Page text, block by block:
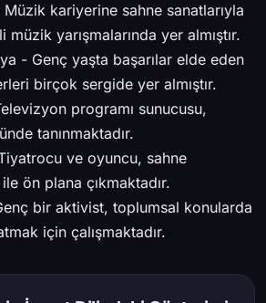
kariyerine sahne sanatlarıyla
müzik yarışmalarında yer almıştır.
- Genç yaşta başarılar elde eden
birçok sergide yer almıştır.
programı sunucusu,
tanınmaktadır.
ve oyuncu, sahne
ön plana çıkmaktadır.
bir aktivist, toplumsal konularda
için çalışmaktadır.